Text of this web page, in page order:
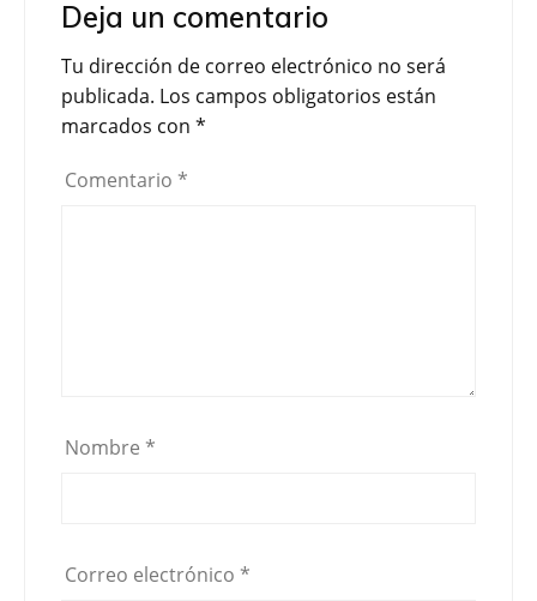
Deja un comentario
Tu dirección de correo electrónico no será
publicada. Los campos obligatorios están
marcados con *
Comentario *
Nombre *
Correo electrónico *